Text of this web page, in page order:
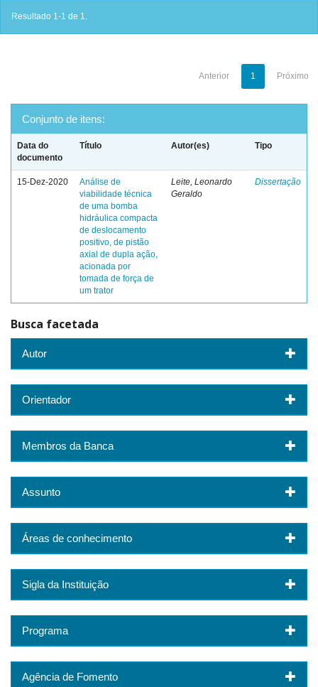
Resultado 1-1 de 1.
Anterior 1 Próximo
Conjunto de itens:
Data do
documento
Título Autor(es) Tipo
15-Dez-2020
Análise de
viabilidade técnica
de uma bomba
hidráulica compacta
de deslocamento
positivo, de pistão
axial de dupla ação,
acionada por
tomada de força de
um trator
Leite, Leonardo
Geraldo
Dissertação
Busca facetada
Autor
Orientador
Membros da Banca
Assunto
Áreas de conhecimento
Sigla da Instituição
Programa
Agência de Fomento